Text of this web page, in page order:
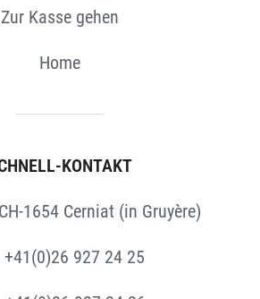
Zur Kasse gehen
Home
KONTAKT
1654 Cerniat (in Gruyère)
+41(0)26 927 24 25